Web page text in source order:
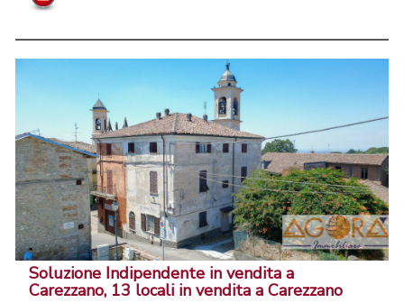
Soluzione Indipendente in vendita a
Carezzano, 13 locali in vendita a Carezzano